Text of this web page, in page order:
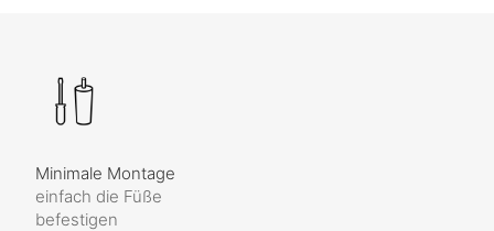
Minimale Montage
einfach die Füße
befestigen